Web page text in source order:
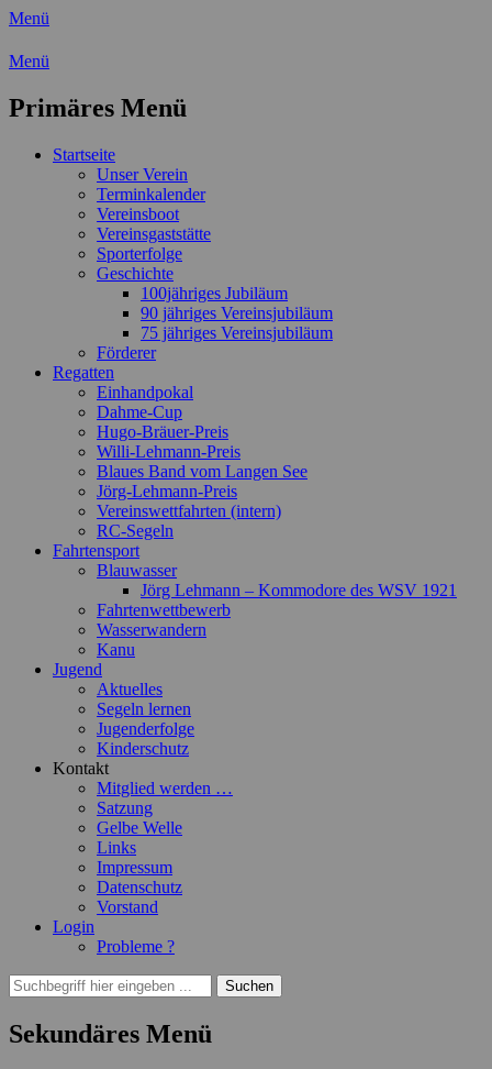
Menü
Wassersport-Verein 1921 e.V.
Freizeit mit der ganzen Familie
Menü
Primäres Menü
Zum
Startseite
Unser Verein
Terminkalender
Vereinsboot
Vereinsgaststätte
Sporterfolge
Geschichte
100jähriges Jubiläum
90 jähriges Vereinsjubiläum
75 jähriges Vereinsjubiläum
Förderer
Regatten
Einhandpokal
Dahme-Cup
Hugo-Bräuer-Preis
Willi-Lehmann-Preis
Blaues Band vom Langen See
Jörg-Lehmann-Preis
Vereinswettfahrten (intern)
RC-Segeln
Fahrtensport
Blauwasser
Jörg Lehmann – Kommodore des WSV 1921
Fahrtenwettbewerb
Wasserwandern
Kanu
Jugend
Aktuelles
Segeln lernen
Jugenderfolge
Kinderschutz
Kontakt
Mitglied werden …
Satzung
Gelbe Welle
Links
Impressum
Datenschutz
Vorstand
Login
Probleme ?
Suchen
Suchen
nach:
Sekundäres Menü